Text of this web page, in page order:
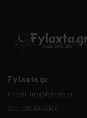
Fylaxta.gr
E-mail: info@fylaxta.gr
Τηλ.: 2104946166